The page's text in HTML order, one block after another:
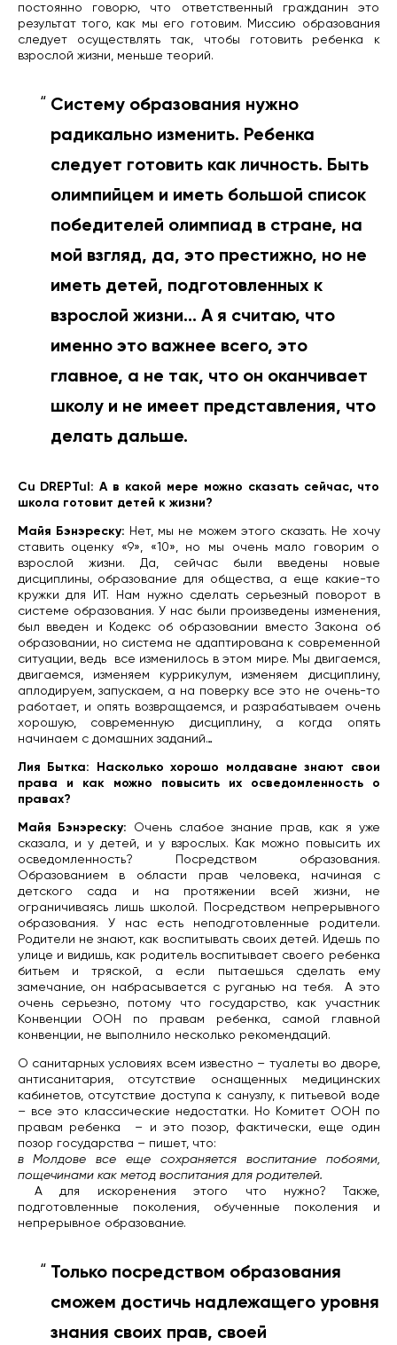
постоянно говорю, что ответственный гражданин это
результат того, как мы его готовим. Миссию образования
следует осуществлять так, чтобы готовить ребенка к
взрослой жизни, меньше теорий.
Систему образования нужно
радикально изменить. Ребенка
следует готовить как личность. Быть
олимпийцем и иметь большой список
победителей олимпиад в стране, на
мой взгляд, да, это престижно, но не
иметь детей, подготовленных к
взрослой жизни… А я считаю, что
именно это важнее всего, это
главное, а не так, что он оканчивает
школу и не имеет представления, что
делать дальше.
Cu DREPTul: А в какой мере можно сказать сейчас, что
школа готовит детей к жизни?
Майя Бэнэреску: Нет, мы не можем этого сказать. Не хочу
ставить оценку «9», «10», но мы очень мало говорим о
взрослой жизни. Да, сейчас были введены новые
дисциплины, образование для общества, а еще какие-то
кружки для ИТ. Нам нужно сделать серьезный поворот в
системе образования. У нас были произведены изменения,
был введен и Кодекс об образовании вместо Закона об
образовании, но система не адаптирована к современной
ситуации, ведь
все изменилось в этом мире. Мы двигаемся,
двигаемся, изменяем куррикулум, изменяем дисциплину,
аплодируем, запускаем, а на поверку все это не очень-то
работает, и опять возвращаемся, и разрабатываем очень
хорошую, современную дисциплину, а когда опять
начинаем с домашних заданий…
Лия Бытка: Насколько хорошо молдаване знают свои
права и как можно повысить их осведомленность о
правах?
Майя Бэнэреску: Очень слабое знание прав, как я уже
сказала, и у детей, и у взрослых.
Как можно повысить их
осведомленность? Посредством образования.
Образованием в области прав человека, начиная с
детского сада и на протяжении всей жизни, не
ограничиваясь лишь школой. Посредством непрерывного
образования. У нас есть неподготовленные родители.
Родители не знают, как воспитывать своих детей. Идешь по
улице и видишь, как родитель воспитывает своего ребенка
битьем и тряской, а если пытаешься сделать ему
замечание, он набрасывается с руганью на тебя.
А это
очень серьезно, потому что государство, как участник
Конвенции ООН по правам ребенка, самой главной
конвенции, не выполнило несколько рекомендаций.
О санитарных условиях всем известно – туалеты во дворе,
антисанитария, отсутствие оснащенных медицинских
кабинетов, отсутствие доступа к санузлу, к питьевой воде
– все это классические недостатки. Но Комитет ООН по
правам ребенка
– и это позор, фактически, еще один
позор государства – пишет, что:
в Молдове все еще сохраняется воспитание побоями,
пощечинами как метод воспитания для родителей.
А для искоренения этого что нужно? Также,
подготовленные поколения, обученные поколения и
непрерывное образование.
Только посредством образования
сможем достичь надлежащего уровня
знания своих прав, своей